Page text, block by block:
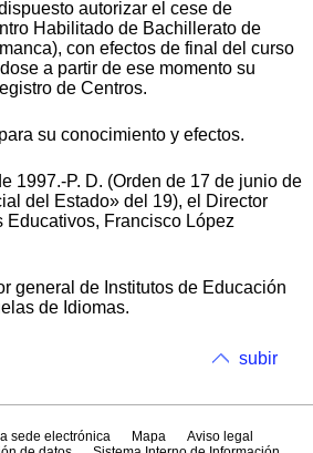
autorizar el cese de
Habilitado de Bachillerato de
con efectos de final del curso
a partir de ese momento su
de Centros.
su conocimiento y efectos.
1997.-P. D. (Orden de 17 de junio de
del Estado» del 19), el Director
Educativos, Francisco López
general de Institutos de Educación
de Idiomas.
subir
sede electrónica Mapa
Aviso legal